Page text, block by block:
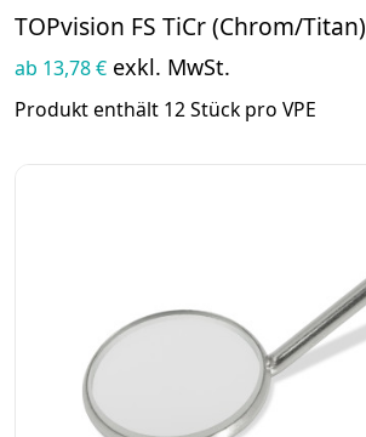
TOPvision FS TiCr (Chrom/Titan)
ab 13,78 € exkl. MwSt.
Produkt enthält 12 Stück pro VPE